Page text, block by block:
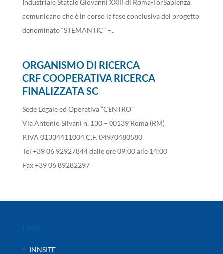
Industriale Statale Giovanni XXIII di Roma-TorSapienza,
comunicano che è in corso la fase conclusiva del progetto
denominato “STEMANTIC” –...
ORGANISMO DI RICERCA
CRF COOPERATIVA RICERCA
FINALIZZATA SC
Sede Legale ed Operativa “CENTRO”
Via Antonio Silvani n. 130 – 00139 Roma (RM)
P.IVA 01334411004 C.F. 04970480580
Tel +39 06 92927844 dalle ore 09:00 alle 14:00
Fax +39 06 89282297
LINK
INNSITE